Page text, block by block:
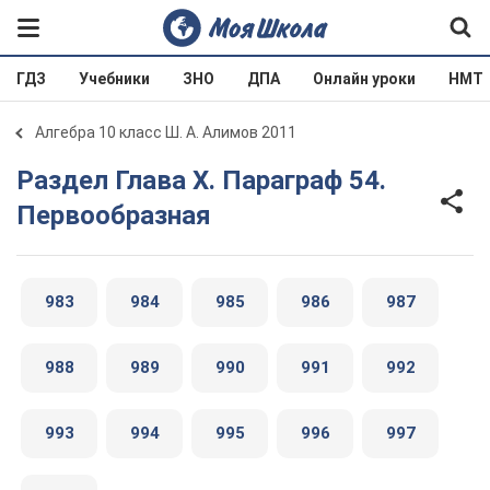
ГДЗ Учебники ЗНО ДПА Онлайн уроки НМТ
Алгебра 10 класс Ш. А. Алимов 2011
Раздел Глава Х. Параграф 54.
Первообразная
983 984 985 986 987
988 989 990 991 992
993 994 995 996 997